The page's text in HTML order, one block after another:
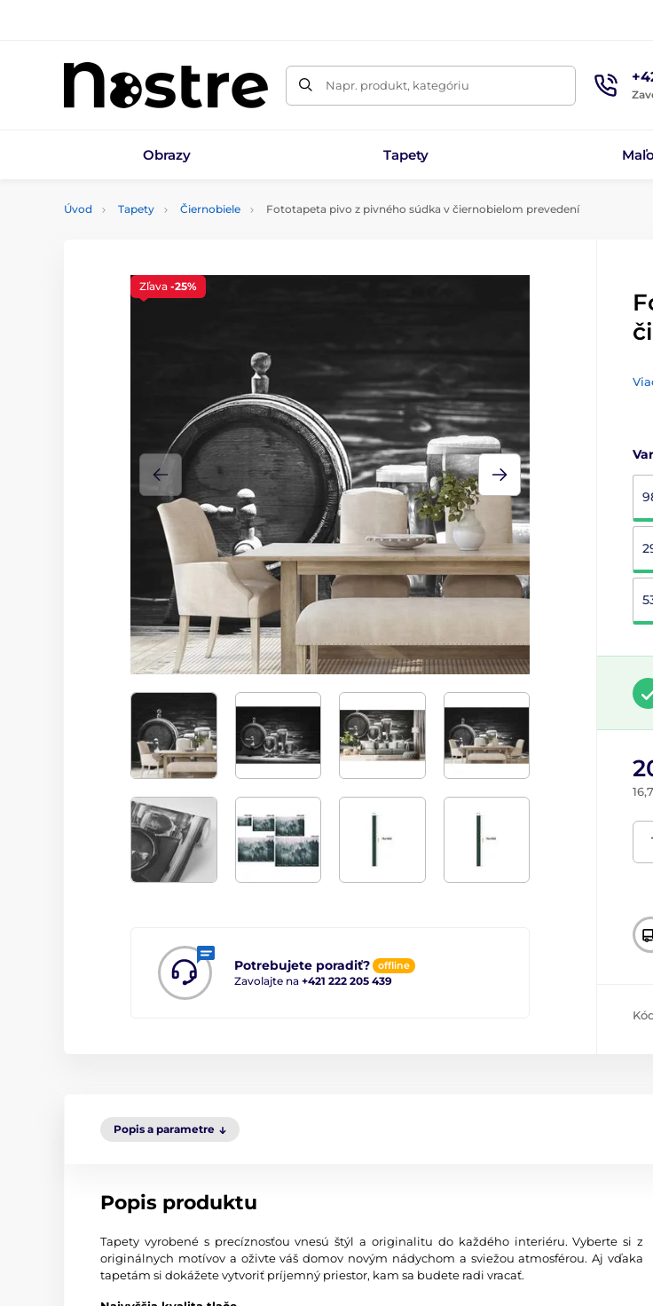
Napr. produkt, kategóriu
Obrazy Tapety
Úvod Tapety Čiernobiele Fototapeta pivo z pivného súdka v čiernobielom prevedení
Potrebujete poradiť? offline
Zavolajte na +421 222 205 439
Zľava -25%
Popis a parametre
Popis produktu
Tapety vyrobené s precíznosťou vnesú štýl a originalitu do každého interiéru. Vyberte si z
originálnych motívov a oživte váš domov novým nádychom a sviežou atmosférou. Aj vďaka
tapetám si dokážete vytvoriť príjemný priestor, kam sa budete radi vracať.